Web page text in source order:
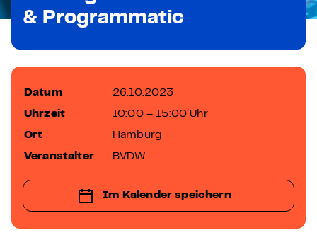
& Programmatic
Datum 26.10.2023
Uhrzeit 10:00 – 15:00 Uhr
Ort Hamburg
Veranstalter BVDW
Im Kalender speichern